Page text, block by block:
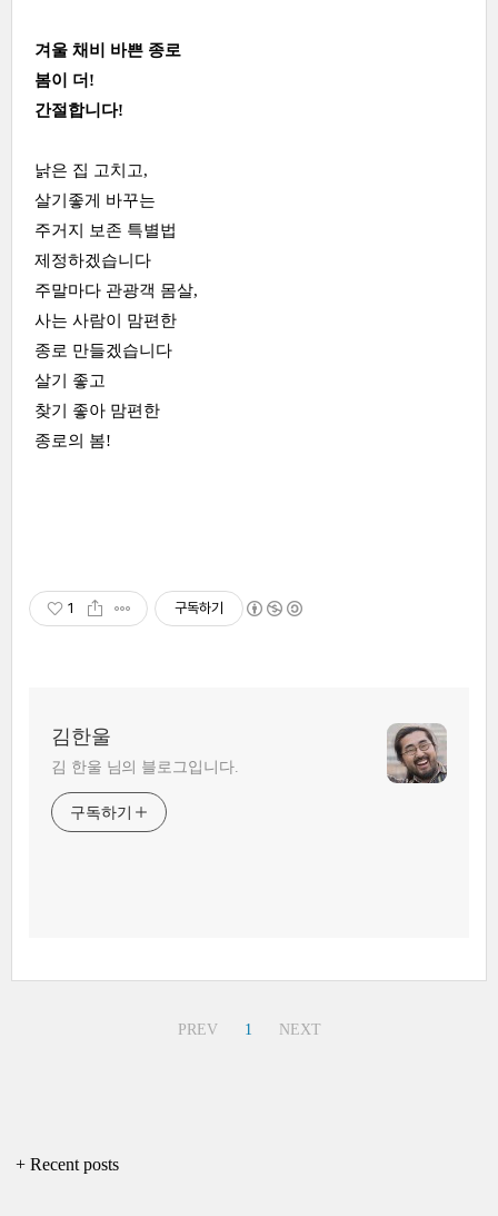
겨울 채비 바쁜 종로
봄이 더!
간절합니다!
낡은 집 고치고,
살기좋게 바꾸는
주거지 보존 특별법
제정하겠습니다
주말마다 관광객 몸살,
사는 사람이 맘편한
종로 만들겠습니다
살기 좋고
찾기 좋아 맘편한
종로의 봄!
1 구독하기
김한울
김 한울 님의 블로그입니다.
구독하기
PREV 1 NEXT
+ Recent posts